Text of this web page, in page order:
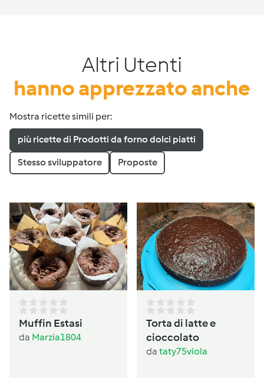
Altri Utenti
hanno apprezzato anche
Mostra ricette simili per:
più ricette di Prodotti da forno dolci piatti
Stesso sviluppatore Proposte
Muffin Estasi
da Marzia1804
Torta di latte e
cioccolato
da taty75viola